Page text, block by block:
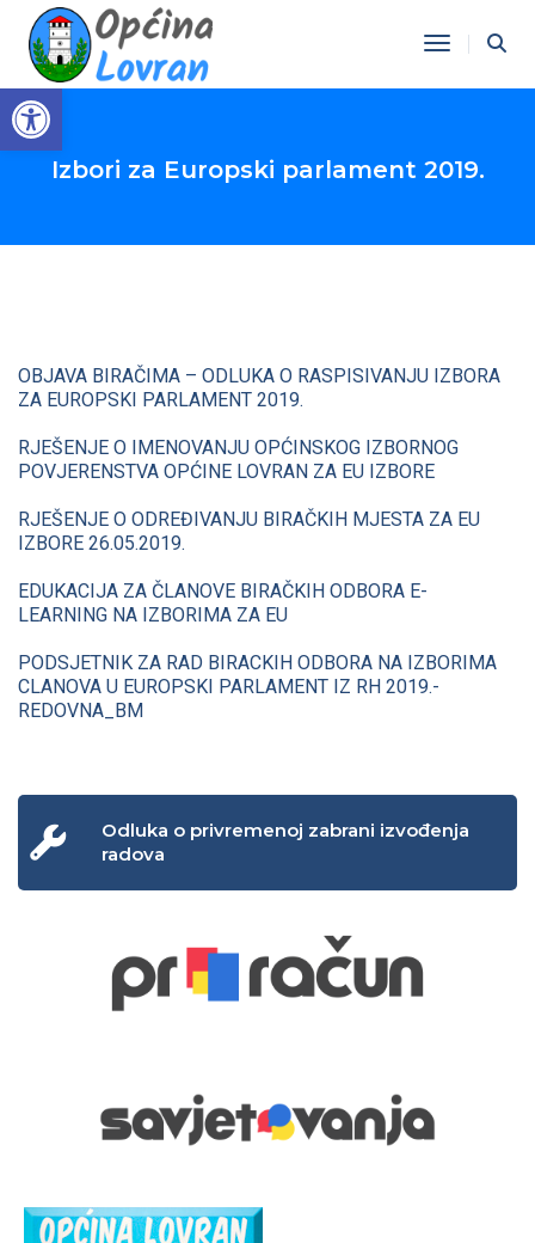
Open toolbar
Toggle
Izbori za Europski parlament 2019.
OBJAVA BIRAČIMA – ODLUKA O RASPISIVANJU IZBORA
ZA EUROPSKI PARLAMENT 2019.
RJEŠENJE O IMENOVANJU OPĆINSKOG IZBORNOG
POVJERENSTVA OPĆINE LOVRAN ZA EU IZBORE
RJEŠENJE O ODREĐIVANJU BIRAČKIH MJESTA ZA EU
IZBORE 26.05.2019.
EDUKACIJA ZA ČLANOVE BIRAČKIH ODBORA E-
LEARNING NA IZBORIMA ZA EU
PODSJETNIK ZA RAD BIRACKIH ODBORA NA IZBORIMA
CLANOVA U EUROPSKI PARLAMENT IZ RH 2019.-
REDOVNA_BM
Odluka o privremenoj zabrani izvođenja
radova